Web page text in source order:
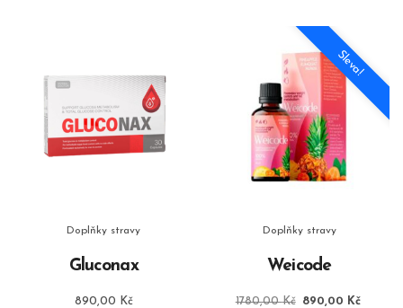
Doplňky stravy
Gluconax
890,00 Kč
Sleva!
Doplňky stravy
Weicode
1780,00Kč
Původní
890,00 Kč